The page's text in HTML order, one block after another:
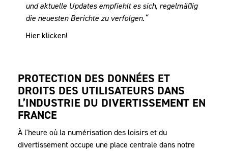
und aktuelle Updates empfiehlt es sich, regelmäßig
die neuesten Berichte zu verfolgen.“
Hier klicken!
PROTECTION DES DONNÉES ET
DROITS DES UTILISATEURS DANS
L’INDUSTRIE DU DIVERTISSEMENT EN
FRANCE
À l'heure où la numérisation des loisirs et du
divertissement occupe une place centrale dans notre